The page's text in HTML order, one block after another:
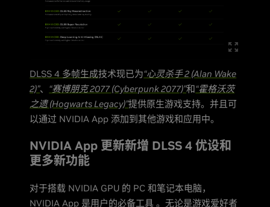
DLSS 4 多帧生成技术现已为“心灵杀手 2 (Alan Wake
2)”、 “赛博朋克 2077 (Cyberpunk 2077)”和“霍格沃茨
之遗 (Hogwarts Legacy)”提供原生游戏支持。并且可
以通过 NVIDIA App 添加到其他游戏和应用中。
NVIDIA App 更新新增 DLSS 4 优设和
更多新功能
对于搭载 NVIDIA GPU 的 PC 和笔记本电脑，
NVIDIA App 是用户的必备工具 。无论是游戏爱好者